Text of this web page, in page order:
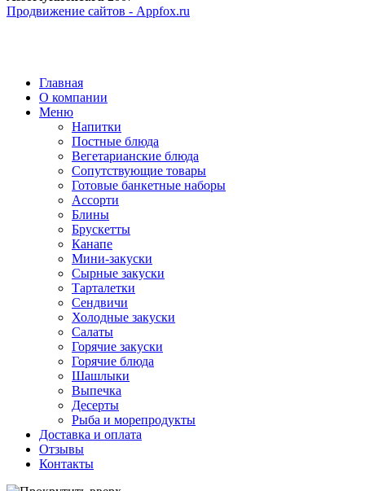
Продвижение сайтов - Appfox.ru
Главная
О компании
Меню
Напитки
Постные блюда
Вегетарианские блюда
Сопутствующие товары
Готовые банкетные наборы
Ассорти
Блины
Брускетты
Канапе
Мини-закуски
Сырные закуски
Тарталетки
Сендвичи
Холодные закуски
Салаты
Горячие закуски
Горячие блюда
Шашлыки
Выпечка
Десерты
Рыба и морепродукты
Доставка и оплата
Отзывы
Контакты